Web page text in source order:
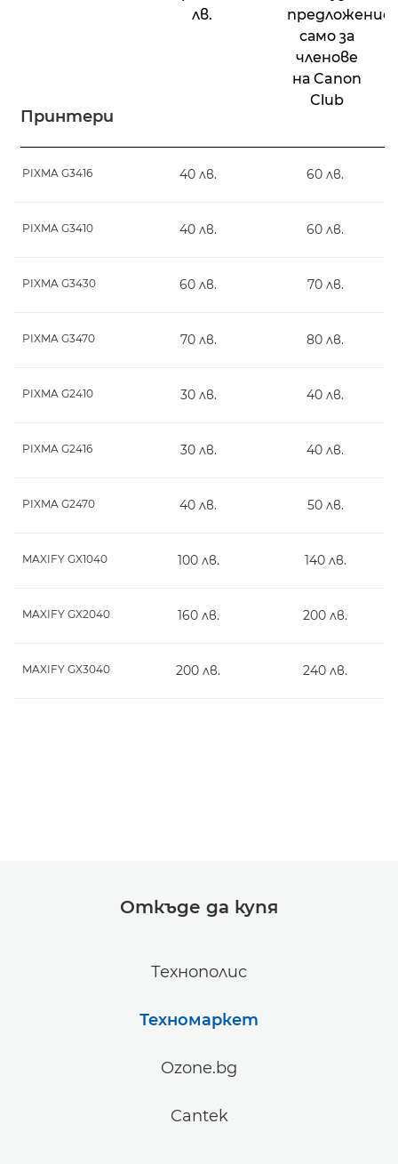
Принтери
лв.
предложение
само за
членове
на Canon
Club
PIXMA G3416 40 лв. 60 лв.
PIXMA G3410 40 лв. 60 лв.
PIXMA G3430 60 лв. 70 лв.
PIXMA G3470 70 лв. 80 лв.
PIXMA G2410 30 лв. 40 лв.
PIXMA G2416 30 лв. 40 лв.
PIXMA G2470 40 лв. 50 лв.
MAXIFY GX1040 100 лв. 140 лв.
MAXIFY GX2040 160 лв. 200 лв.
MAXIFY GX3040 200 лв. 240 лв.
Откъде да купя
Технополис
Техномаркет
Ozone.bg
Cantek